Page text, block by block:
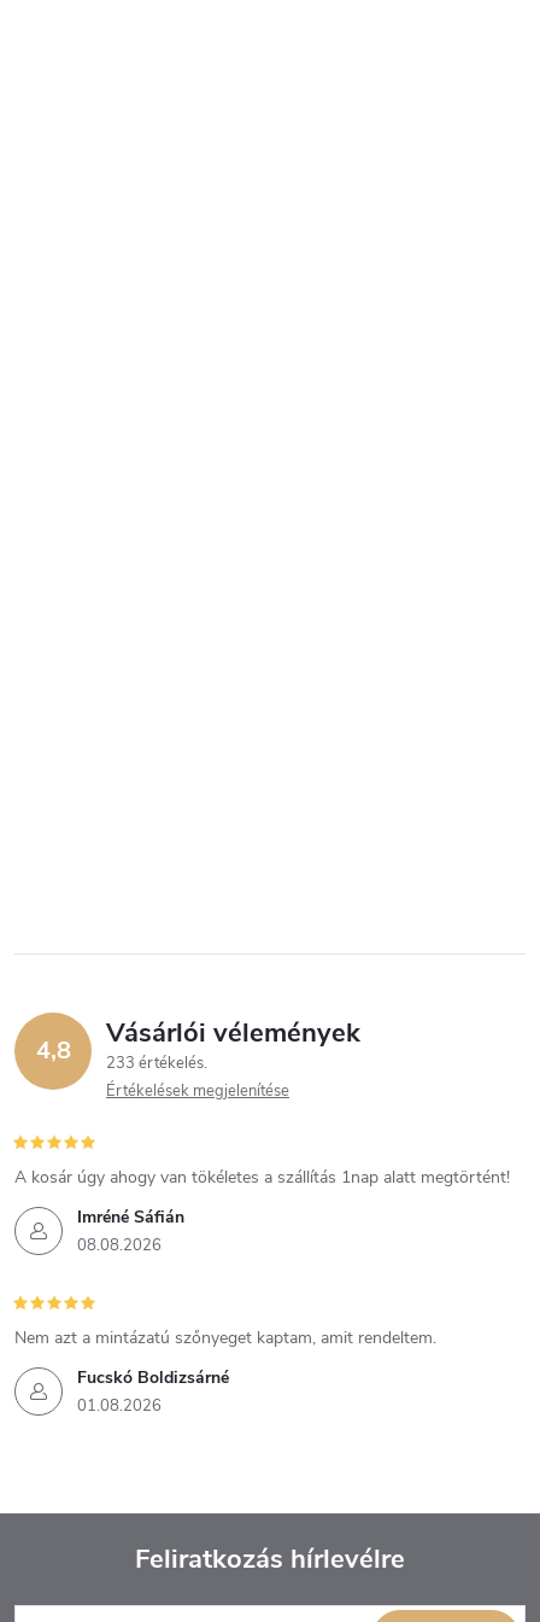
4,8 Vásárlói vélemények
233 értékelés
Értékelések megjelenítése
Imréné Sáfián
08.08.2026
A kosár úgy ahogy van tökéletes a szállítás 1nap alatt megtörtént!
Fucskó Boldizsárné
01.08.2026
Nem azt a mintázatú szőnyeget kaptam, amit rendeltem.
Feliratkozás hírlevélre